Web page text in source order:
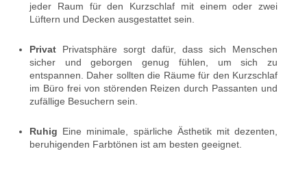
jeder Raum für den Kurzschlaf mit einem oder zwei
Lüftern und Decken ausgestattet sein.
Privat Privatsphäre sorgt dafür, dass sich Menschen
sicher und geborgen genug fühlen, um sich zu
entspannen. Daher sollten die Räume für den Kurzschlaf
im Büro frei von störenden Reizen durch Passanten und
zufällige Besuchern sein.
Ruhig Eine minimale, spärliche Ästhetik mit dezenten,
beruhigenden Farbtönen ist am besten geeignet.